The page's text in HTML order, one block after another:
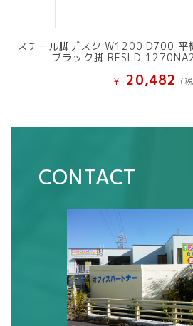
スチール脚デスク W1200 D700 平
ブラック脚 RFSLD-
¥ 20,482 (税
CONTACT